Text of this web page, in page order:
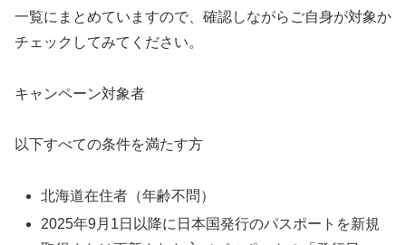
一覧にまとめていますので、確認しながらご自身が対象か
チェックしてみてください。
キャンペーン対象者
以下すべての条件を満たす方
北海道在住者（年齢不問）
2025年9月1日以降に日本国発行のパスポートを新規